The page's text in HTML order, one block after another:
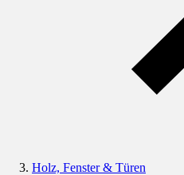
Holz, Fenster & Türen